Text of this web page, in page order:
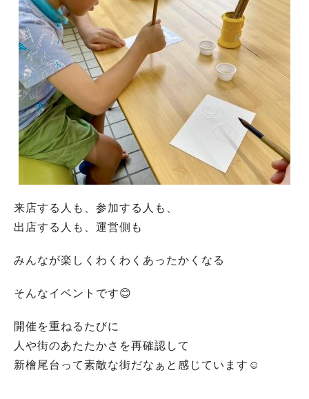
来店する人も、参加する人も、
出店する人も、運営側も
みんなが楽しくわくわくあったかくなる
そんなイベントです😊
開催を重ねるたびに
人や街のあたたかさを再確認して
新檜尾台って素敵な街だなぁと感じています☺️